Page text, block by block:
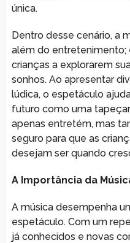
única.
Dentro desse cenário, a
além do entretenimento;
crianças a explorarem
sonhos. Ao apresentar
lúdica, o espetáculo
futuro como uma
apenas entretém, mas
seguro para que as
desejam ser quando
A Importância da
A música desempenha
espetáculo. Com um
já conhecidos e novas